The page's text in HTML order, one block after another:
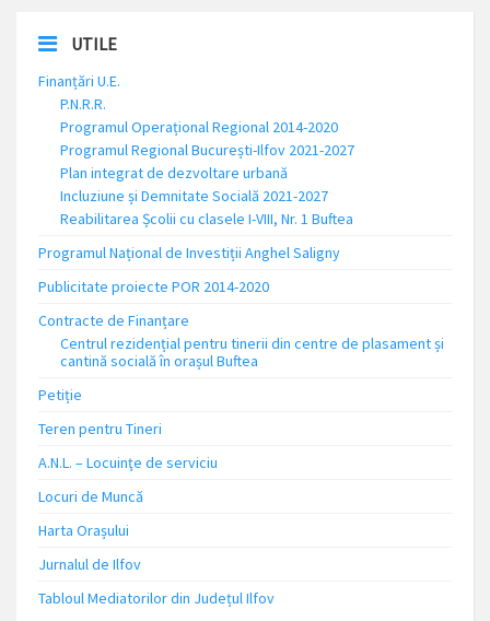
UTILE
Finanțări U.E.
P.N.R.R.
Programul Operațional Regional 2014-2020
Programul Regional București-Ilfov 2021-2027
Plan integrat de dezvoltare urbană
Incluziune și Demnitate Socială 2021-2027
Reabilitarea Școlii cu clasele I-VIII, Nr. 1 Buftea
Programul Național de Investiții Anghel Saligny
Publicitate proiecte POR 2014-2020
Contracte de Finanțare
Centrul rezidențial pentru tinerii din centre de plasament și
cantină socială în orașul Buftea
Petiție
Teren pentru Tineri
A.N.L. – Locuinţe de serviciu
Locuri de Muncă
Harta Orașului
Jurnalul de Ilfov
Tabloul Mediatorilor din Județul Ilfov